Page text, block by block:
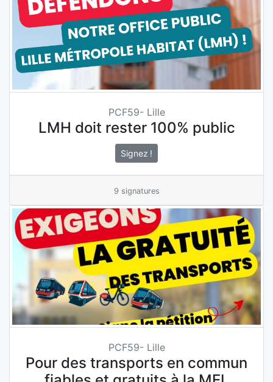
PCF59- Lille
LMH doit rester 100% public
Signez !
9 signatures
PCF59- Lille
Pour des transports en commun